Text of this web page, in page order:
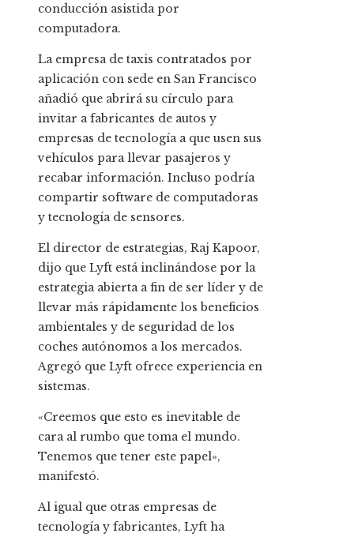
conducción asistida por
computadora.
La empresa de taxis contratados por
aplicación con sede en San Francisco
añadió que abrirá su círculo para
invitar a fabricantes de autos y
empresas de tecnología a que usen sus
vehículos para llevar pasajeros y
recabar información. Incluso podría
compartir software de computadoras
y tecnología de sensores.
El director de estrategias, Raj Kapoor,
dijo que Lyft está inclinándose por la
estrategia abierta a fin de ser líder y de
llevar más rápidamente los beneficios
ambientales y de seguridad de los
coches autónomos a los mercados.
Agregó que Lyft ofrece experiencia en
sistemas.
«Creemos que esto es inevitable de
cara al rumbo que toma el mundo.
Tenemos que tener este papel»,
manifestó.
Al igual que otras empresas de
tecnología y fabricantes, Lyft ha